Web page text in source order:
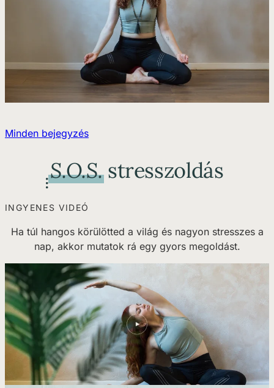
Minden bejegyzés
S.O.S.stresszoldás
INGYENES VIDEÓ
Ha túl hangos körülötted a világ és nagyon stresszes a
nap, akkor mutatok rá egy gyors megoldást.